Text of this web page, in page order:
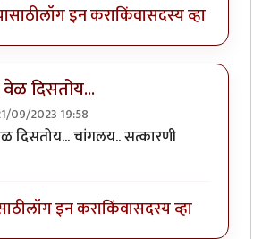
लॉग इन कराकिंवासदस्य व्हा
दिसतोय...
09/2023 19:58
दिसतोय... चांगलय.. सत्कारणी
लॉग इन कराकिंवासदस्य व्हा